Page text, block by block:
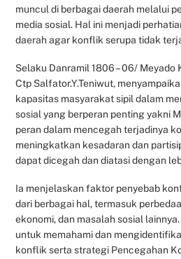
muncul di berbagai daerah melalui
media sosial. Hal ini menjadi
daerah agar konflik serupa tidak
Selaku Danramil 1806 – 06/ Meyado
Ctp Salfator.Y.Teniwut,
kapasitas masyarakat sipil dalam
sosial yang berperan penting yakni
peran dalam mencegah terjadinya
meningkatkan kesadaran dan
dapat dicegah dan diatasi dengan
Ia menjelaskan faktor penyebab
dari berbagai hal, termasuk
ekonomi, dan masalah sosial
untuk memahami dan
konflik serta strategi Pencegahan